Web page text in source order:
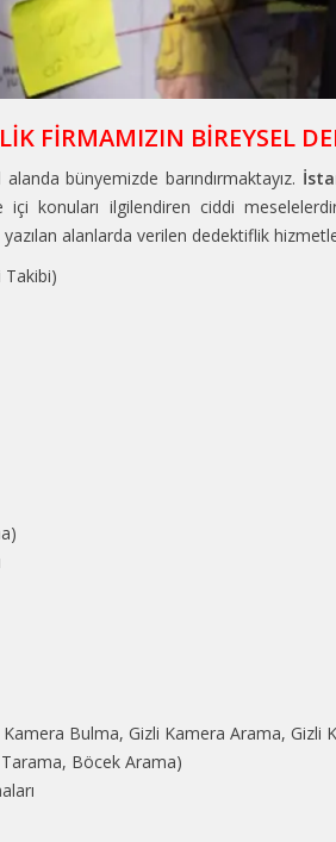
FİRMAMIZIN BİREYSEL
bünyemizde barındırmaktayız.
konuları ilgilendiren ciddi
alanlarda verilen dedektiflik
Takibi)
Kamera Bulma, Gizli Kamera Arama, Gizli
Böcek Arama)